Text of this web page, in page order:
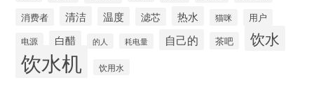
消费者
清洁 温度 滤芯 热水 猫咪 用户
电源 白醋 的人 耗电量 自己的 茶吧 饮水
饮水机 饮用水